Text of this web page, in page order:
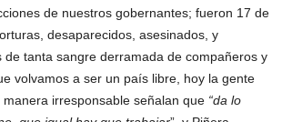
de nuestros gobernantes; fueron 17 de
desaparecidos, asesinados, y
de tanta sangre derramada de compañeros y
volvamos a ser un país libre, hoy la gente
irresponsable señalan que “da lo